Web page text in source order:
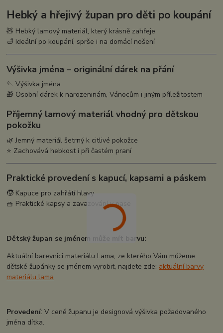
Hebký a hřejivý župan pro děti po koupání
🧸 Hebký lamový materiál, který krásně zahřeje
🛁 Ideální po koupání, sprše i na domácí nošení
Výšivka jména – originální dárek na přání
🪡 Výšivka jména
🎁 Osobní dárek k narozeninám, Vánocům i jiným příležitostem
Příjemný lamový materiál vhodný pro dětskou
pokožku
🌿 Jemný materiál šetrný k citlivé pokožce
⭐ Zachovává hebkost i při častém praní
Praktické provedení s kapucí, kapsami a páskem
🧒 Kapuce pro zahřátí hlavy
🧺 Praktické kapsy a zavazování v pase
Dětský župan se jménem může mít barvu:
Aktuální barevnici materiálu Lama, ze kterého Vám můžeme
dětské župánky se jménem vyrobit, najdete zde: aktuální barvy
materiálu lama
Provedení: V ceně županu je designová výšivka požadovaného
jména dítka.